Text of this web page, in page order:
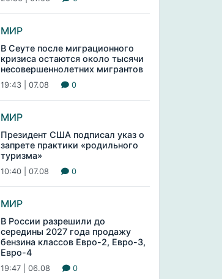
МИР
В Сеуте после миграционного
кризиса остаются около тысячи
несовершеннолетних мигрантов
19:43 | 07.08 0
МИР
Президент США подписал указ о
запрете практики «родильного
туризма»
10:40 | 07.08 0
МИР
В России разрешили до
середины 2027 года продажу
бензина классов Евро-2, Евро-3,
Евро-4
19:47 | 06.08 0